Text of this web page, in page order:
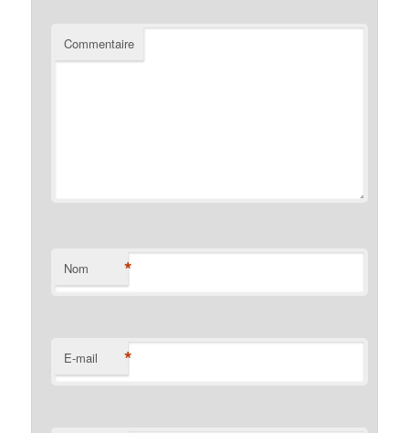
Commentaire
Nom *
E-mail *